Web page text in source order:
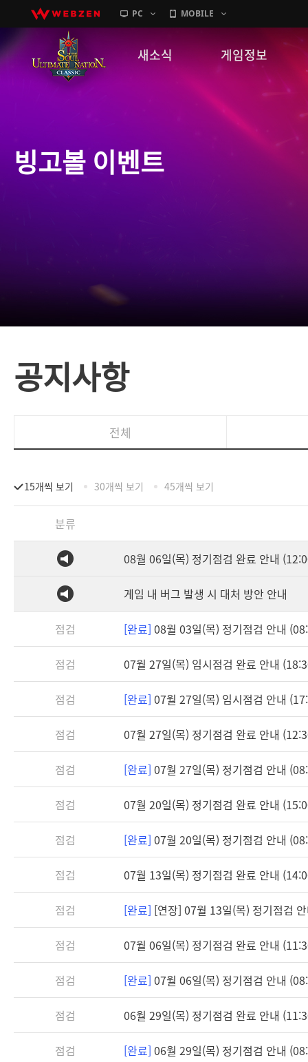
PC MOBILE
새소식
GM노트
게임정보
캐릭터소개
빙고볼 이벤트
공지사항
전체
15개씩 보기 30개씩 보기 45개씩 보기
분류
08월 06일(목) 정기점검 완료 안내
게임 내 버그 발생 시 대처 방안 안내
점검 [완료] 08월 03일(목) 정기점검 안내
점검 07월 27일(목) 임시점검 완료 안내
점검 [완료] 07월 27일(목) 임시점검 안내
점검 07월 27일(목) 정기점검 완료 안내
점검 [완료] 07월 27일(목) 정기점검 안내
점검 07월 20일(목) 정기점검 완료 안내
점검 [완료] 07월 20일(목) 정기점검 안내
점검 07월 13일(목) 정기점검 완료 안내
점검 [완료] [연장] 07월 13일(목) 정기점검
점검 07월 06일(목) 정기점검 완료 안내
점검 [완료] 07월 06일(목) 정기점검 안내
점검 06월 29일(목) 정기점검 완료 안내
점검 [완료] 06월 29일(목) 정기점검 안내